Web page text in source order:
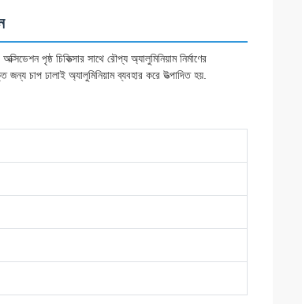
পৃষ্ঠ চিকিত্সার সাথে রৌপ্য অ্যালুমিনিয়াম নির্মাণের
চাপ ঢালাই অ্যালুমিনিয়াম ব্যবহার করে উত্পাদিত হয়.